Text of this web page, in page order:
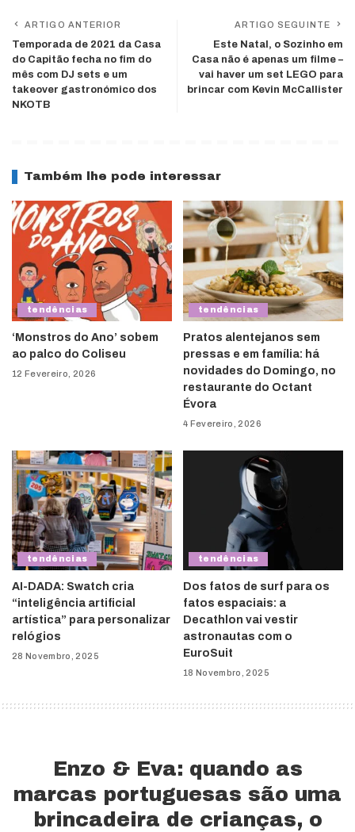
ARTIGO ANTERIOR
Temporada de 2021 da Casa
do Capitão fecha no fim do
mês com DJ sets e um
takeover gastronómico dos
NKOTB
ARTIGO SEGUINTE
Este Natal, o Sozinho em
Casa não é apenas um filme –
vai haver um set LEGO para
brincar com Kevin McCallister
Também lhe pode interessar
tendências
‘Monstros do Ano’ sobem
ao palco do Coliseu
12 Fevereiro, 2026
tendências
Pratos alentejanos sem
pressas e em família: há
novidades do Domingo, no
restaurante do Octant
Évora
4 Fevereiro, 2026
tendências
AI-DADA: Swatch cria
“inteligência artificial
artística” para personalizar
relógios
28 Novembro, 2025
tendências
Dos fatos de surf para os
fatos espaciais: a
Decathlon vai vestir
astronautas com o
EuroSuit
18 Novembro, 2025
Enzo & Eva: quando as
marcas portuguesas são uma
brincadeira de crianças, o